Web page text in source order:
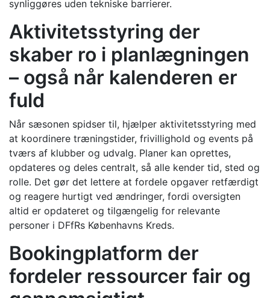
synliggøres uden tekniske barrierer.
Aktivitetsstyring der
skaber ro i planlægningen
– også når kalenderen er
fuld
Når sæsonen spidser til, hjælper aktivitetsstyring med
at koordinere træningstider, frivillighold og events på
tværs af klubber og udvalg. Planer kan oprettes,
opdateres og deles centralt, så alle kender tid, sted og
rolle. Det gør det lettere at fordele opgaver retfærdigt
og reagere hurtigt ved ændringer, fordi oversigten
altid er opdateret og tilgængelig for relevante
personer i DFfRs Københavns Kreds.
Bookingplatform der
fordeler ressourcer fair og